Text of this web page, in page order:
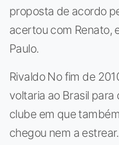
proposta de acordo
acertou com Renato,
Paulo.
Rivaldo No fim de
voltaria ao Brasil
clube em que
chegou nem a